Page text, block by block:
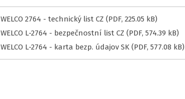
WELCO 2764 - technický list CZ (PDF, 225.05 kB)
WELCO L-2764 - bezpečnostní list CZ (PDF, 574.39 kB)
WELCO L-2764 - karta bezp. údajov SK (PDF, 577.08 kB)